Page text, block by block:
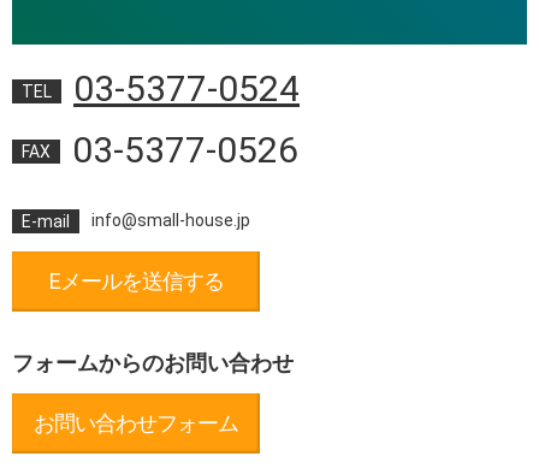
TEL 03-5377-0524
FAX 03-5377-0526
E-mail info@small-house.jp
Eメールを送信する
フォームからのお問い合わせ
お問い合わせフォーム